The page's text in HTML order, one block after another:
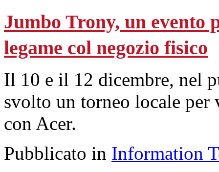
Jumbo Trony, un evento
legame col negozio fisico
Il 10 e il 12 dicembre, nel
svolto un torneo locale
con Acer.
Pubblicato in Information